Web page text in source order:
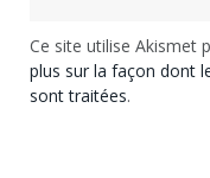
Ce site utilise Akismet
plus sur la façon dont
sont traitées.